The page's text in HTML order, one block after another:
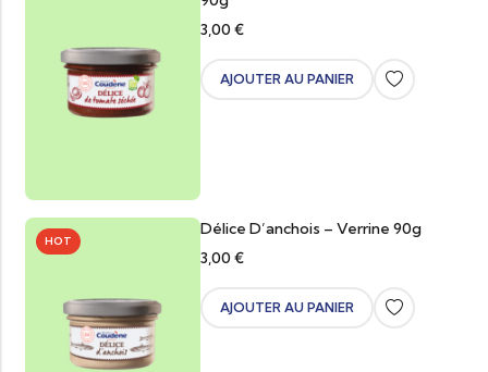
3,00 €
AJOUTER AU PANIER
HOT
Délice D’anchois – Verrine 90g
3,00 €
AJOUTER AU PANIER